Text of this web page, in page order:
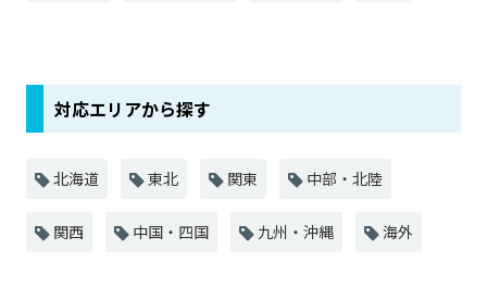
対応エリアから探す
北海道 東北 関東 中部・北陸
関西 中国・四国 九州・沖縄 海外